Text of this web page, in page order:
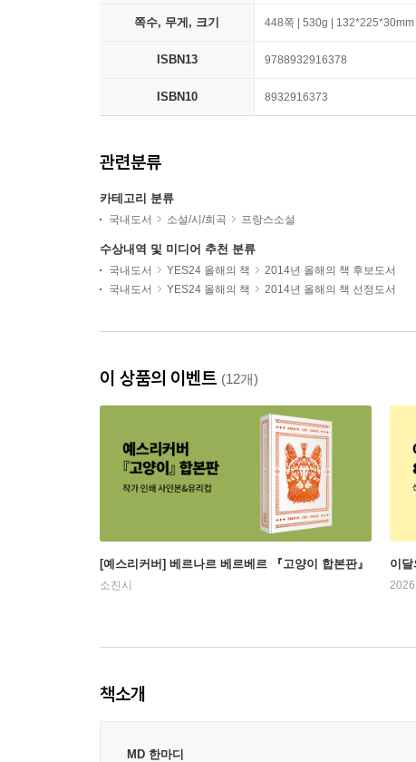
쪽수, 무게, 크기 448쪽 | 530g | 132*225*30mm
ISBN13 9788932916378
ISBN10 8932916373
관련분류
카테고리 분류
국내도서 소설/시/희곡 프랑스소설
수상내역 및 미디어 추천 분류
국내도서 YES24 올해의 책
2014년 올해의 책 후보도서
국내도서
YES24 올해의 책 2014년 올해의 책 선정도서
이 상품의 이벤트 (12개)
[예스리커버] 베르나르 베르베르 『고양이 합본판』
소진시
이
책소개
MD 한마디